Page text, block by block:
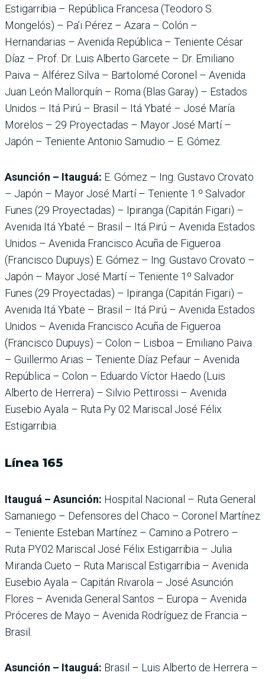
Estigarribia – República Francesa (Teodoro S.
Mongelós) – Pa’i Pérez – Azara – Colón –
Hernandarias – Avenida República – Teniente César
Díaz – Prof. Dr. Luis Alberto Garcete – Dr. Emiliano
Paiva – Alférez Silva – Bartolomé Coronel – Avenida
Juan León Mallorquín – Roma (Blas Garay) – Estados
Unidos – Itá Pirú – Brasil – Itá Ybaté – José María
Morelos – 29 Proyectadas – Mayor José Martí –
Japón – Teniente Antonio Samudio – E. Gómez.
Asunción – Itauguá: E. Gómez – Ing. Gustavo Crovato
– Japón – Mayor José Martí – Teniente 1.º Salvador
Funes (29 Proyectadas) – Ipiranga (Capitán Figari) –
Avenida Itá Ybaté – Brasil – Itá Pirú – Avenida Estados
Unidos – Avenida Francisco Acuña de Figueroa
(Francisco Dupuys) E. Gómez – Ing. Gustavo Crovato –
Japón – Mayor José Martí – Teniente 1º Salvador
Funes (29 Proyectadas) – Ipiranga (Capitán Figari) –
Avenida Itá Ybate – Brasil – Itá Pirú – Avenida Estados
Unidos – Avenida Francisco Acuña de Figueroa
(Francisco Dupuys) – Colon – Lisboa – Emiliano Paiva
– Guillermo Arias – Teniente Díaz Pefaur – Avenida
República – Colon – Eduardo Víctor Haedo (Luis
Alberto de Herrera) – Silvio Pettirossi – Avenida
Eusebio Ayala – Ruta Py 02 Mariscal José Félix
Estigarribia.
Línea 165
Itauguá – Asunción: Hospital Nacional – Ruta General
Samaniego – Defensores del Chaco – Coronel Martínez
– Teniente Esteban Martínez – Camino a Potrero –
Ruta PY02 Mariscal José Félix Estigarribia – Julia
Miranda Cueto – Ruta Mariscal Estigarribia – Avenida
Eusebio Ayala – Capitán Rivarola – José Asunción
Flores – Avenida General Santos – Europa – Avenida
Próceres de Mayo – Avenida Rodríguez de Francia –
Brasil.
Asunción – Itauguá: Brasil – Luis Alberto de Herrera –